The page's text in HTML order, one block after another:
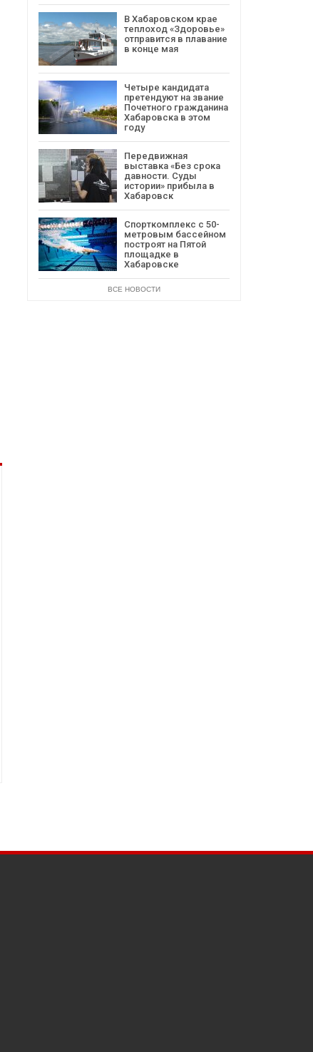
В Хабаровском крае
теплоход «Здоровье»
отправится в плавание
в конце мая
Четыре кандидата
претендуют на звание
Почетного гражданина
Хабаровска в этом
году
Передвижная
выставка «Без срока
давности. Суды
истории» прибыла в
Хабаровск
Спорткомплекс с 50-
метровым бассейном
построят на Пятой
площадке в
Хабаровске
ВСЕ НОВОСТИ